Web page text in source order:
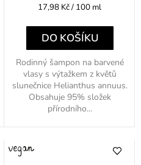
Měrná
17,98 Kč / 100 ml
DO KOŠÍKU
Rodinný šampon na barvené
vlasy s výtažkem z květů
slunečnice Helianthus annuus.
Obsahuje 95% složek
přírodního...